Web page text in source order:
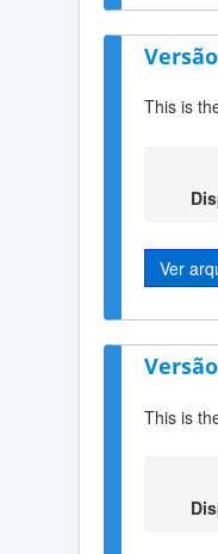
This is
Ver
This is